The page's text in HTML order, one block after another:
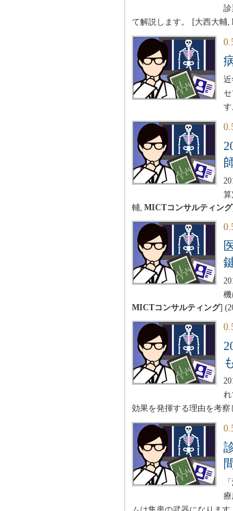
て解説します。
[大西大輔,
す
算
輔, MICTコンサルティング
機
MICTコンサルティング] (
効果を発揮する理由を考察